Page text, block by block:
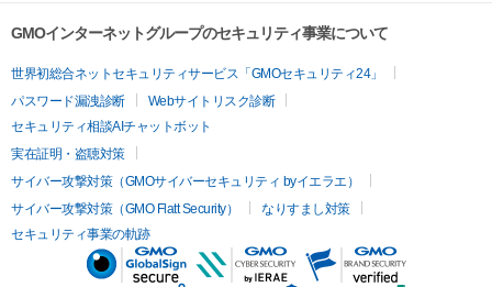
GMOインターネットグループのセキュリティ事業について
世界初総合ネットセキュリティサービス「GMOセキュリティ24」
パスワード漏洩診断
Webサイトリスク診断
セキュリティ相談AIチャットボット
実在証明・盗聴対策
サイバー攻撃対策（GMOサイバーセキュリティ byイエラエ）
サイバー攻撃対策（GMO Flatt Security）
なりすまし対策
セキュリティ事業の軌跡